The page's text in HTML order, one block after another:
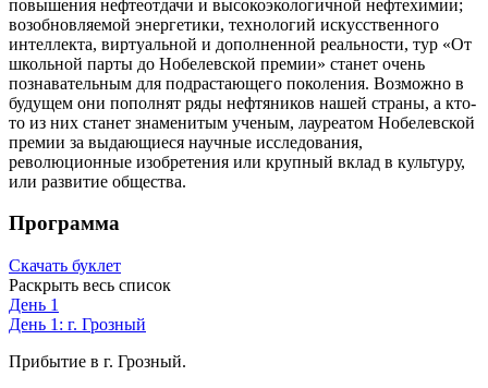
повышения нефтеотдачи и высокоэкологичной нефтехимии;
возобновляемой энергетики, технологий искусственного
интеллекта, виртуальной и дополненной реальности, тур «От
школьной парты до Нобелевской премии» станет очень
познавательным для подрастающего поколения. Возможно в
будущем они пополнят ряды нефтяников нашей страны, а кто-
то из них станет знаменитым ученым, лауреатом Нобелевской
премии за выдающиеся научные исследования,
революционные изобретения или крупный вклад в культуру,
или развитие общества.
Программа
Скачать буклет
Раскрыть весь список
День 1
День 1: г. Грозный
Прибытие в г. Грозный.